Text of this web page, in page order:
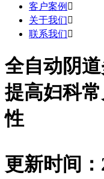
客户案例 
关于我们
联系我们
全自动阴
提高妇科
性
更新时间：